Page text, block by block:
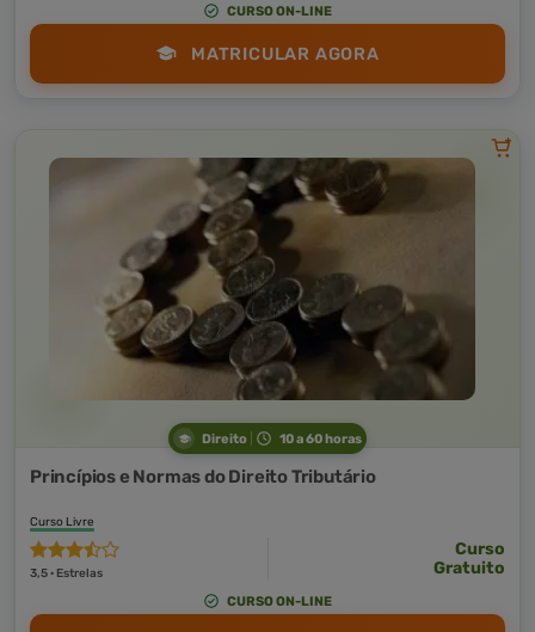
CURSO ON-LINE
MATRICULAR AGORA
Direito 10 a 60 horas
Princípios e Normas do Direito Tributário
Curso Livre
3,5 · Estrelas
Curso
Gratuito
CURSO ON-LINE